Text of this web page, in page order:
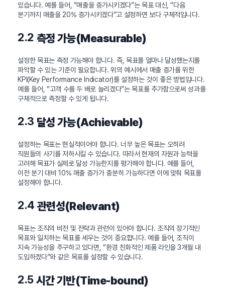
있습니다. 예를 들어, “매출을 증가시키겠다”는 목표 대신, “다음
분기까지 매출을 20% 증가시키겠다”고 설정하면 보다 구체적입니다.
2.2 측정 가능(Measurable)
설정한 목표는 측정 가능해야 합니다. 즉, 목표를 얼마나 달성했는지를
파악할 수 있는 기준이 필요합니다. 위의 예시에서 매출 증가를 위한
KPI(Key Performance Indicator)를 설정하는 것이 좋은 방법입니다.
예를 들어, “고객 수를 두 배로 늘리겠다”는 목표를 추가함으로써 성과를
구체적으로 측정할 수 있게 됩니다.
2.3 달성 가능(Achievable)
설정하는 목표는 현실적이어야 합니다. 너무 높은 목표는 오히려
직원들의 사기를 저하시킬 수 있습니다. 따라서 현재의 자원과 능력을
고려해 목표가 실제로 달성 가능한지를 평가해야 합니다. 예를 들어,
이전 분기 대비 10% 매출 증가가 충분히 가능하다면 이에 맞춰 목표를
설정해야 합니다.
2.4 관련성(Relevant)
목표는 조직의 비전 및 전략과 관련이 있어야 합니다. 조직의 장기적인
목표와 일치하는 목표를 세우는 것이 중요합니다. 예를 들어, 조직이
지속 가능성을 추구하고 있다면, “환경 친화적인 제품 라인을 3개월 내
도입하겠다”와 같은 목표를 설정할 수 있습니다.
2.5시간 기반(Time-bound)